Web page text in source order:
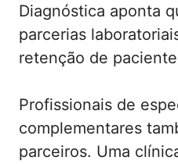
Diagnóstica aponta
parcerias
retenção de
Profissionais de
complementares
parceiros. Uma